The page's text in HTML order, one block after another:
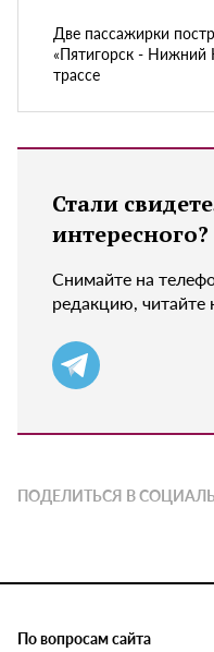
Две пассажирки
«Пятигорск - Нижний
трассе
Стали
интересного?
Снимайте на
редакцию, читайте
ПОДЕЛИТЬСЯ В
По вопросам сайта